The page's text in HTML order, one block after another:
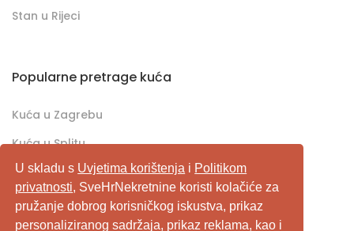
U skladu s Uvjetima korištenja i Politikom
privatnosti, SveHrNekretnine koristi kolačiće za
pružanje dobrog korisničkog iskustva, prikaz
personaliziranog sadržaja, prikaz reklama, kao i
Stan u Rijeci
Popularne pretrage kuća
Kuća u Zagrebu
Kuća u Splitu
Kuća u Rijeci
SveHrNekretnine.com predstavlja sveobuhvatan